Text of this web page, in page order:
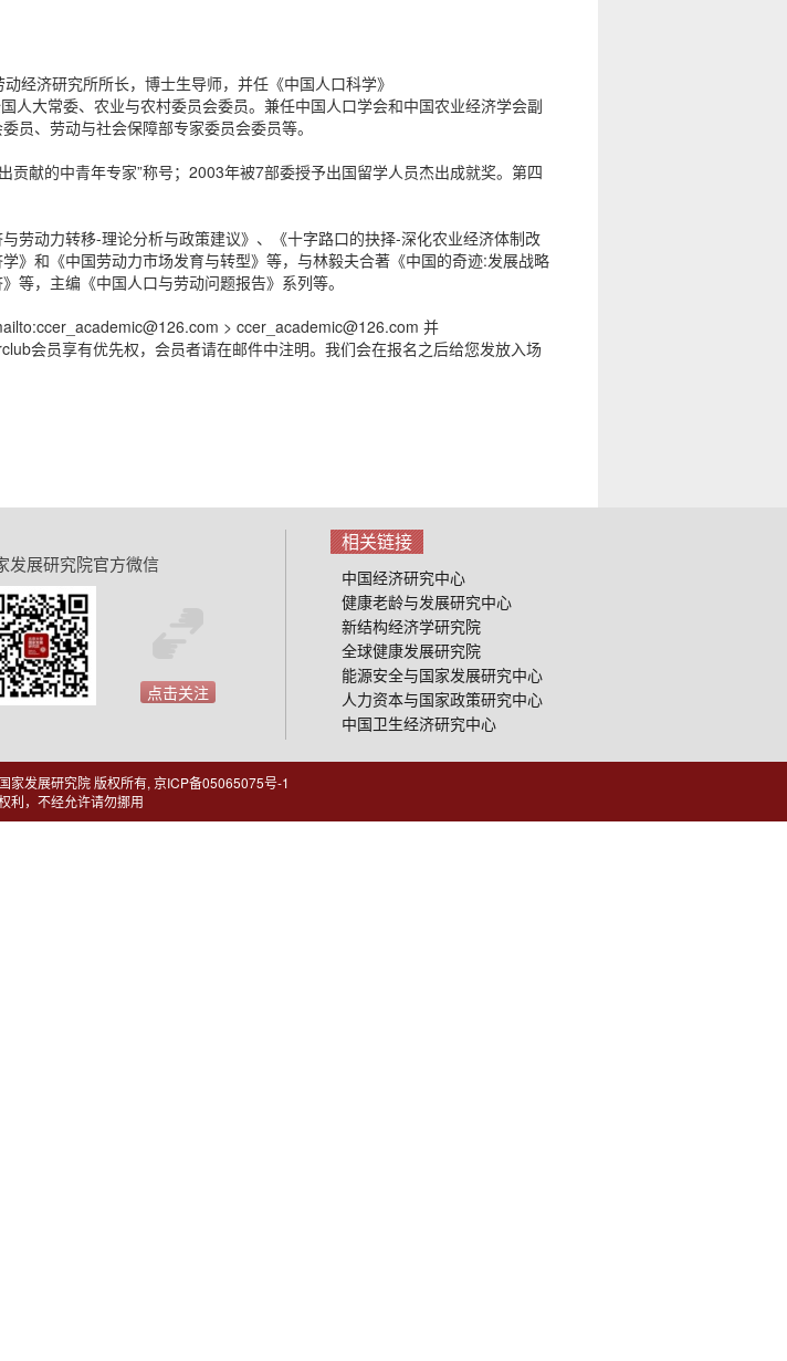
经济研究所所长，博士生导师，并任《中国人口科学》
人大常委、农业与农村委员会委员。兼任中国人口学会和中国农业经济学会副
员、劳动与社会保障部专家委员会委员等。
献的中青年专家”称号；2003年被7部委授予出国留学人员杰出成就奖。第四
动力转移-理论分析与政策建议》、《十字路口的抉择-深化农业经济体制改
》和《中国劳动力市场发育与转型》等，与林毅夫合著《中国的奇迹:发展战略
等，主编《中国人口与劳动问题报告》系列等。
> ccer_academic@126.com 并
会员享有优先权，会员者请在邮件中注明。我们会在报名之后给您发放入场
发展研究院官方微信
点击关注
相关链接
中国经济研究中心
健康老龄与发展研究中心
新结构经济学研究院
全球健康发展研究院
能源安全与国家发展研究中心
人力资本与国家政策研究中心
中国卫生经济研究中心
发展研究院 版权所有, 京ICP备05065075号-1
利，不经允许请勿挪用